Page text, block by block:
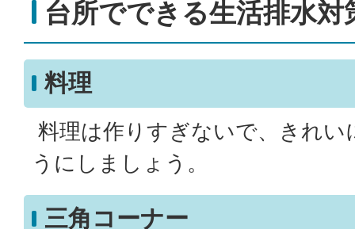
台所でできる生活排水対
料理
料理は作りすぎないで、きれい
うにしましょう。
三角コーナー